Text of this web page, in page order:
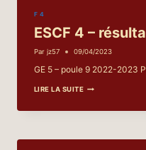
F 4
ESCF 4 –
Par jz57 09/04/2023
GE 5 – poule 9 2022-2023
LIRE LA SUITEESCF
4
RÉSULTATS